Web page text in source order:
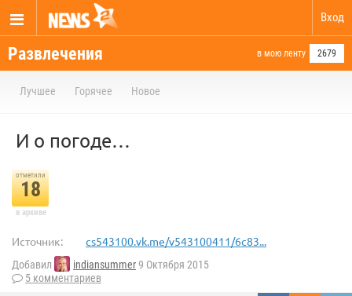
Вход
Развлечения в мою ленту 2679
Лучшее Горячее Новое
И о погоде…
отметили
18
в архиве
Источник: cs543100.vk.me/v543100411/6c83...
Добавил indiansummer9 Октября 2015
5 комментариев